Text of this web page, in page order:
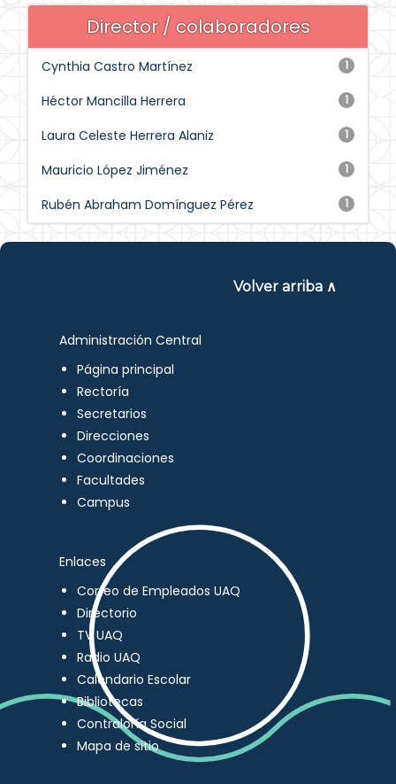
Director / colaboradores
1
Cynthia Castro Martínez
1
Héctor Mancilla Herrera
1
Laura Celeste Herrera Alaniz
1
Mauricio López Jiménez
1
Rubén Abraham Domínguez Pérez
Volver arriba ∧
Administración Central
Página principal
Rectoría
Secretarios
Direcciones
Coordinaciones
Facultades
Campus
Enlaces
Correo de Empleados UAQ
Directorio
TV UAQ
Radio UAQ
Calendario Escolar
Bibliotecas
Contraloría Social
Mapa de sitio